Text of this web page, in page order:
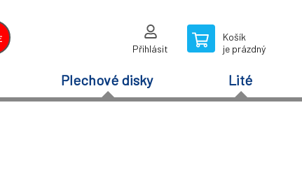
Přihlásit
Košík
je prázdný
Plechové disky Lité